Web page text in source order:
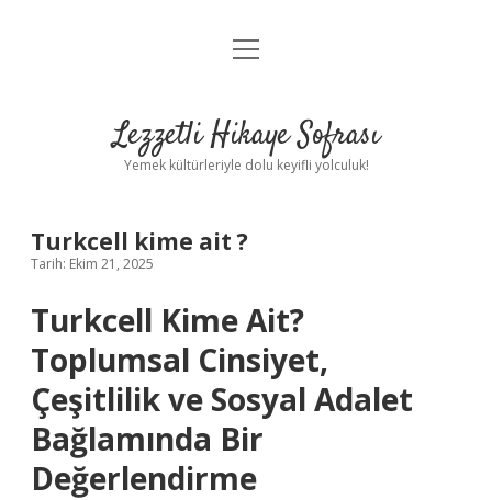
Anasayfa
Yasal Uyarı
menüyü
Lezzetli Hikaye Sofrası
Yemek kültürleriyle dolu keyifli yolculuk!
Turkcell kime ait ?
Tarih: Ekim 21, 2025
Turkcell Kime Ait?
Toplumsal Cinsiyet,
Çeşitlilik ve Sosyal Adalet
Bağlamında Bir
Değerlendirme